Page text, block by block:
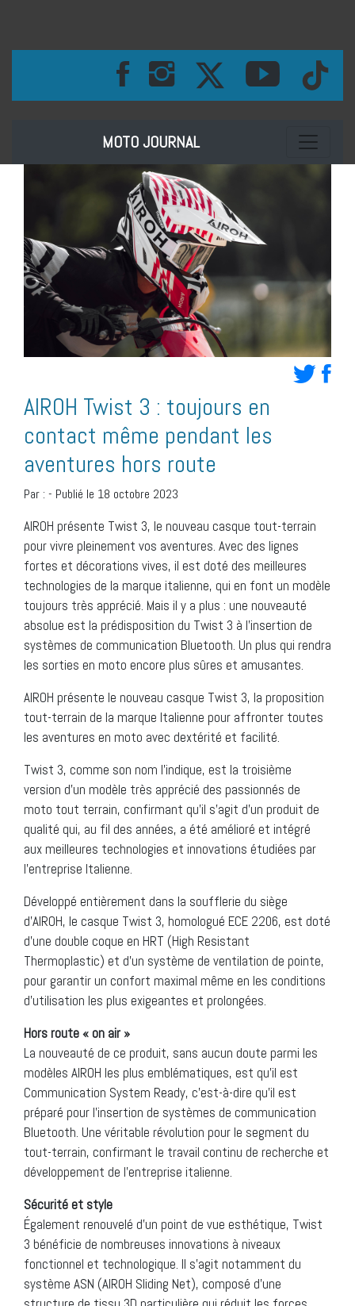
MOTO JOURNAL Toggle
AIROH Twist 3 : toujours en
contact même pendant les
aventures hors route
Par : - Publié le 18 octobre 2023
AIROH présente Twist 3, le nouveau casque tout-terrain
pour vivre pleinement vos aventures. Avec des lignes
fortes et décorations vives, il est doté des meilleures
technologies de la marque italienne, qui en font un modèle
toujours très apprécié. Mais il y a plus : une nouveauté
absolue est la prédisposition du Twist 3 à l’insertion de
systèmes de communication Bluetooth. Un plus qui rendra
les sorties en moto encore plus sûres et amusantes.
AIROH présente le nouveau casque Twist 3, la proposition
tout-terrain de la marque Italienne pour affronter toutes
les aventures en moto avec dextérité et facilité.
Twist 3, comme son nom l’indique, est la troisième
version d’un modèle très apprécié des passionnés de
moto tout terrain, confirmant qu’il s’agit d’un produit de
qualité qui, au fil des années, a été amélioré et intégré
aux meilleures technologies et innovations étudiées par
l’entreprise Italienne.
Développé entièrement dans la soufflerie du siège
d’AIROH, le casque Twist 3, homologué ECE 2206, est doté
d’une double coque en HRT (High Resistant
Thermoplastic) et d’un système de ventilation de pointe,
pour garantir un confort maximal même en les conditions
d’utilisation les plus exigeantes et prolongées.
Hors route « on air »
La nouveauté de ce produit, sans aucun doute parmi les
modèles AIROH les plus emblématiques, est qu’il est
Communication System Ready, c’est-à-dire qu’il est
préparé pour l’insertion de systèmes de communication
Bluetooth. Une véritable révolution pour le segment du
tout-terrain, confirmant le travail continu de recherche et
développement de l’entreprise italienne.
Sécurité et style
Également renouvelé d’un point de vue esthétique, Twist
3 bénéficie de nombreuses innovations à niveaux
fonctionnel et technologique. Il s’agit notamment du
système ASN (AIROH Sliding Net), composé d’une